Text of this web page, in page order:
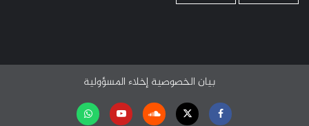
بيان الخصوصية إخلاء المسؤولية